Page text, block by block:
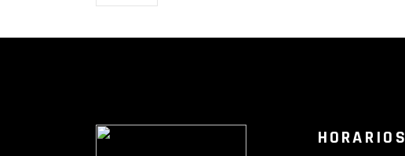
HORARIOS